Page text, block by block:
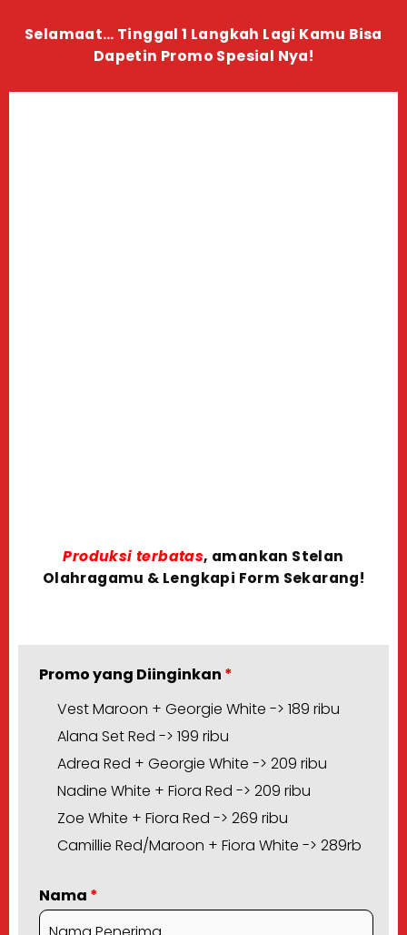
Selamaat… Tinggal 1 Langkah Lagi Kamu Bisa
Dapetin Promo Spesial Nya!
Produksi terbatas, amankan Stelan
Olahragamu & Lengkapi Form Sekarang!
Promo yang Diinginkan *
Vest Maroon + Georgie White -> 189 ribu
Alana Set Red -> 199 ribu
Adrea Red + Georgie White -> 209 ribu
Nadine White + Fiora Red -> 209 ribu
Zoe White + Fiora Red -> 269 ribu
Camillie Red/Maroon + Fiora White -> 289rb
Nama *